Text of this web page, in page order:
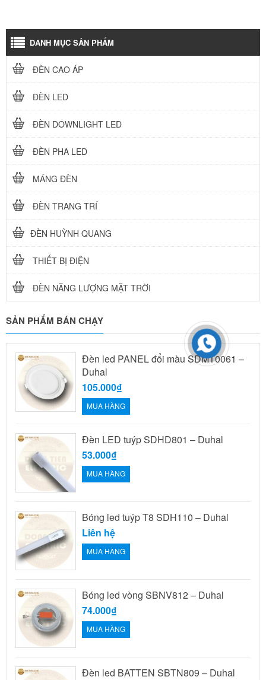
DANH MỤC SẢN PHẨM
ĐÈN CAO ÁP
ĐÈN LED
ĐÈN DOWNLIGHT LED
ĐÈN PHA LED
MÁNG ĐÈN
ĐÈN TRANG TRÍ
ĐÈN HUỲNH QUANG
THIẾT BỊ ĐIỆN
ĐÈN NĂNG LƯỢNG MẶT TRỜI
SẢN PHẨM BÁN CHẠY
Đèn led PANEL đổi màu SDMT0061 –
Duhal
105.000₫
MUA HÀNG
Đèn LED tuýp SDHD801 – Duhal
53.000₫
MUA HÀNG
Bóng led tuýp T8 SDH110 – Duhal
Liên hệ
MUA HÀNG
Bóng led vòng SBNV812 – Duhal
74.000₫
MUA HÀNG
Đèn led BATTEN SBTN809 – Duhal